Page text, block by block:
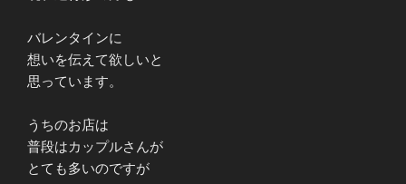
バレンタインに
想いを伝えて欲しいと
思っています。
うちのお店は
普段はカップルさんが
とても多いのですが